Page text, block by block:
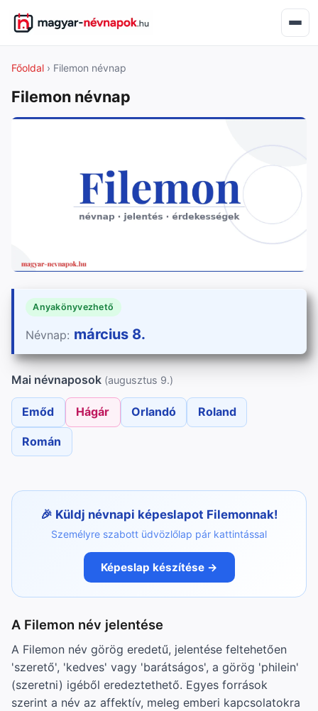
Főoldal › Filemon névnap
Filemon névnap
Anyakönyvezhető
Névnap: március 8.
Mai névnaposok (augusztus 9.)
Emőd Hágár Orlandó Roland
Román
Küldj névnapi képeslapot Filemonnak!
Személyre szabott üdvözlőlap pár kattintással
Képeslap készítése →
A Filemon név jelentése
A Filemon név görög eredetű, jelentése feltehetően
'szerető', 'kedves' vagy 'barátságos', a görög 'philein'
(szeretni) igéből eredeztethető. Egyes források
szerint a név az affektív, meleg emberi kapcsolatokra